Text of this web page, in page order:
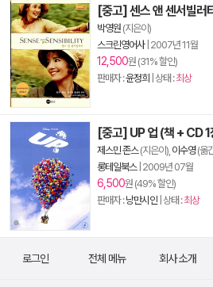
[중고] 센스 앤 센서빌
박영원 (지은이)
스크린영어사| 2007년 11월
12,500원 (31% 할인)
판매자 :윤정희 | 상태 :최상
[중고] UP 업 (책 + CD
제스민 존스(지은이), 이수영(옮
롱테일북스| 2009년 07월
6,500원 (49% 할인)
판매자 :낭만시인 | 상태 :최상
로그인 전체 메뉴 회사 소개